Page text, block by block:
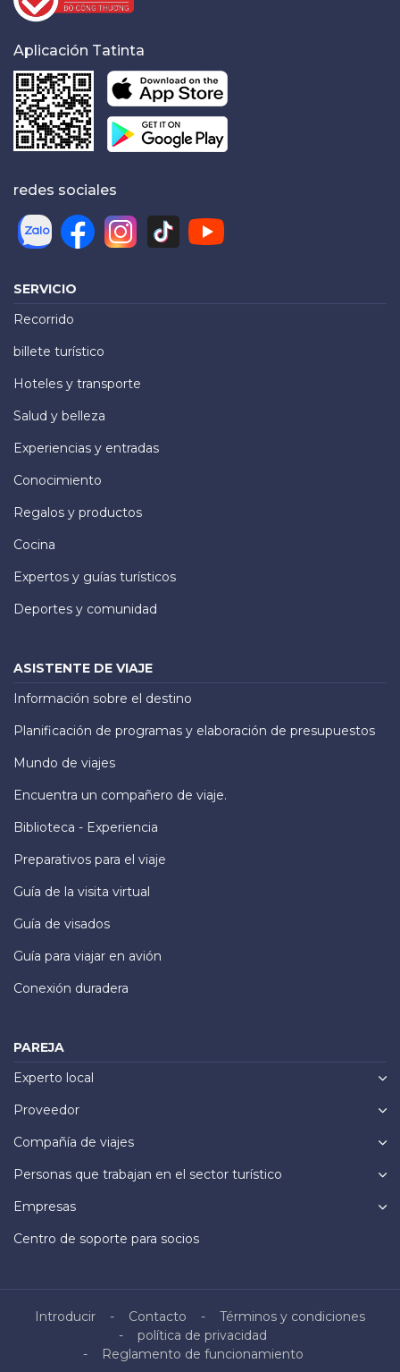
Aplicación Tatinta
redes sociales
SERVICIO
Recorrido
billete turístico
Hoteles y transporte
Salud y belleza
Experiencias y entradas
Conocimiento
Regalos y productos
Cocina
Expertos y guías turísticos
Deportes y comunidad
ASISTENTE DE VIAJE
Información sobre el destino
Planificación de programas y elaboración de presupuestos
Mundo de viajes
Encuentra un compañero de viaje.
Biblioteca - Experiencia
Preparativos para el viaje
Guía de la visita virtual
Guía de visados
Guía para viajar en avión
Conexión duradera
PAREJA
Experto local
Proveedor
Compañía de viajes
Personas que trabajan en el sector turístico
Empresas
Centro de soporte para socios
Introducir Contacto
Términos y condiciones
política de privacidad
Reglamento de funcionamiento